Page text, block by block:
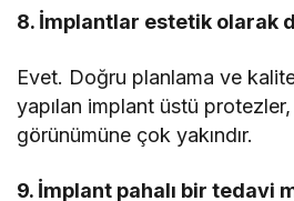
8. İmplantlar estetik olarak
Evet. Doğru planlama ve
yapılan implant üstü
görünümüne çok yakındır.
9. İmplant pahalı bir tedavi